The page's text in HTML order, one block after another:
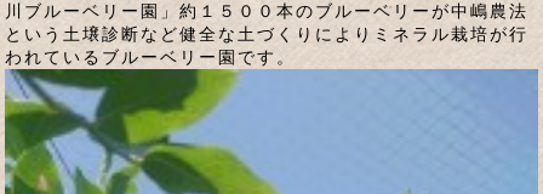
川ブルーベリー園」約１５００本のブルーベリーが中嶋農法
という土壌診断など健全な土づくりによりミネラル栽培が行
われているブルーベリー園です。